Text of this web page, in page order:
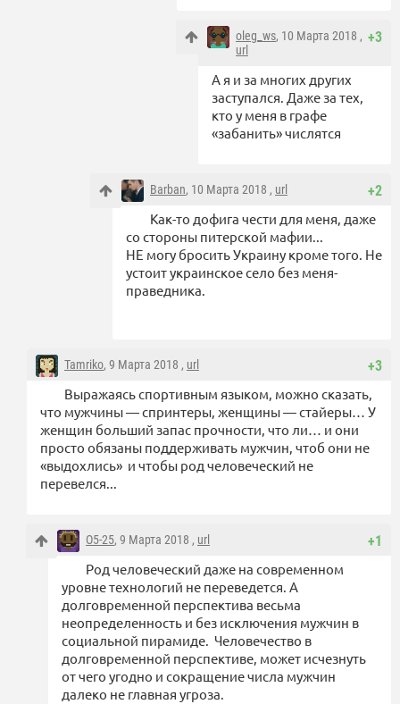
+3
oleg_ws, 10 Марта 2018 ,
url
А я и за многих других
заступался. Даже за тех,
кто у меня в графе
«забанить» числятся
+2
Barban, 10 Марта 2018 , url
Как-то дофига чести для меня, даже
со стороны питерской мафии...
НЕ могу бросить Украину кроме того. Не
устоит украинское село без меня-
праведника.
+3
Tamriko, 9 Марта 2018 , url
Выражаясь спортивным языком, можно сказать,
что мужчины — спринтеры, женщины — стайеры… У
женщин больший запас прочности, что ли… и они
просто обязаны поддерживать мужчин, чтоб они не
«выдохлись» и чтобы род человеческий не
перевелся...
+1
O5-25, 9 Марта 2018 , url
Род человеческий даже на современном
уровне технологий не переведется. А
долговременной перспектива весьма
неопределенность и без исключения мужчин в
социальной пирамиде. Человечество в
долговременной перспективе, может исчезнуть
от чего угодно и сокращение числа мужчин
далеко не главная угроза.